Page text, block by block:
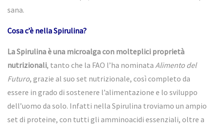
sana.
Cosa c’è nella Spirulina?
LaSpirulinaè una microalga con molteplici proprietà
nutrizionali, tanto che la FAO l’ha nominata Alimento del
Futuro, grazie al suo set nutrizionale, così completo da
essere in grado di sostenere l’alimentazione e lo sviluppo
dell’uomo da solo. Infatti nella Spirulina troviamo un ampio
set di proteine, con tutti gli amminoacidi essenziali, oltre a